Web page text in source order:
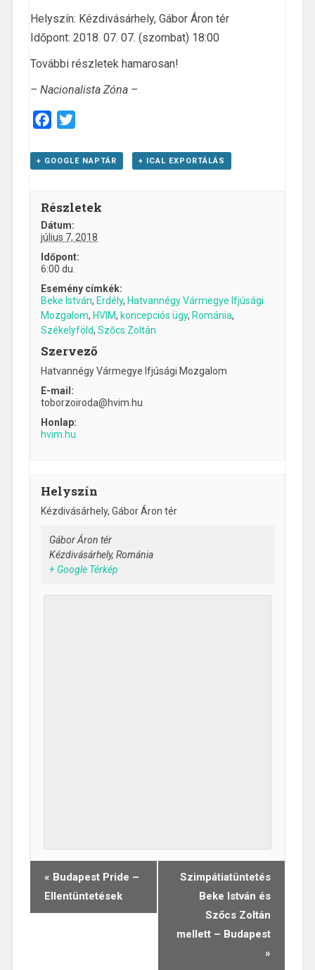
Helyszín: Kézdivásárhely, Gábor Áron tér
Időpont: 2018. 07. 07. (szombat) 18:00
További részletek hamarosan!
– Nacionalista Zóna –
Facebook
+ GOOGLE NAPTÁR + ICAL EXPORTÁLÁS
Részletek
Dátum:
július 7, 2018
Időpont:
6:00 du.
Esemény címkék:
Beke István, Erdély, Hatvannégy Vármegye Ifjúsági
Mozgalom, HVIM, koncepciós ügy, Románia,
Székelyföld,Szőcs Zoltán
Szervező
Hatvannégy Vármegye Ifjúsági Mozgalom
E-mail:
toborzoiroda@hvim.hu
Honlap:
hvim.hu
Helyszín
Kézdivásárhely, Gábor Áron tér
Gábor Áron tér
Kézdivásárhely, Románia
+ Google Térkép
Esemény
navigáció
« Budapest Pride –
Ellentüntetések
Szimpátiatüntetés
Beke István és
Szőcs Zoltán
mellett – Budapest
»